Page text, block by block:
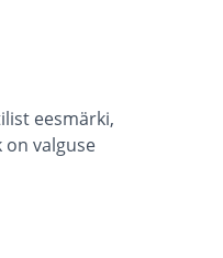
eesmärki,
valguse